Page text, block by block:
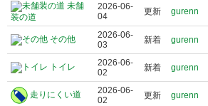
未舗
装の道
2026-06-
04
更新 gurenn
その他
2026-06-
03
新着 gurenn
トイレ
2026-06-
02
新着 gurenn
走りにくい道
2026-06-
02
更新 gurenn